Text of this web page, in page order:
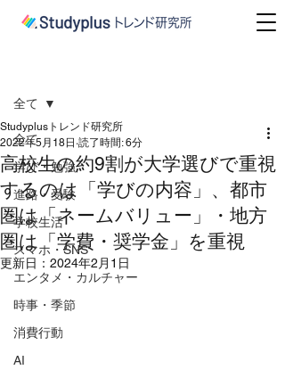
全て
学び・勉強
進路・受験
学校生活
スマホ・SNS
エンタメ・カルチャー
時事・季節
消費行動
AI
全て
高校生の約9割が大学選びで重視
するのは「学びの内容」、都市
圏は「ネームバリュー」・地方
圏は「学費・奨学金」を重視
Studyplusトレンド研究所
2022年5月18日 読了時間: 6分
更新日： 2024年2月1日